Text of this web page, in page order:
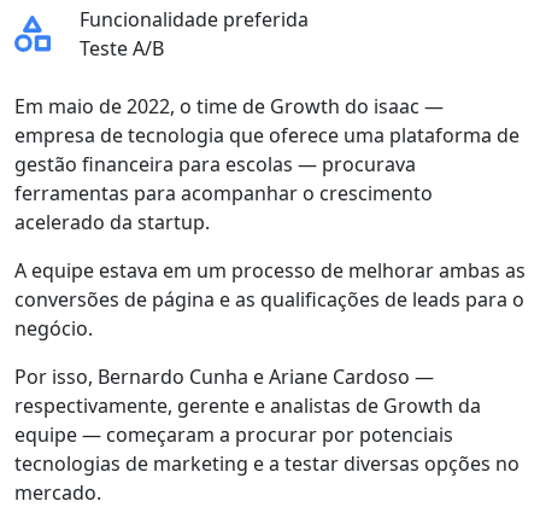
Funcionalidade preferida
Teste A/B
Em maio de 2022, o time de Growth do isaac —
empresa de tecnologia que oferece uma plataforma de
gestão financeira para escolas — procurava
ferramentas para acompanhar o crescimento
acelerado da startup.
A equipe estava em um processo de melhorar ambas as
conversões de página e as qualificações de leads para o
negócio.
Por isso, Bernardo Cunha e Ariane Cardoso —
respectivamente, gerente e analistas de Growth da
equipe — começaram a procurar por potenciais
tecnologias de marketing e a testar diversas opções no
mercado.